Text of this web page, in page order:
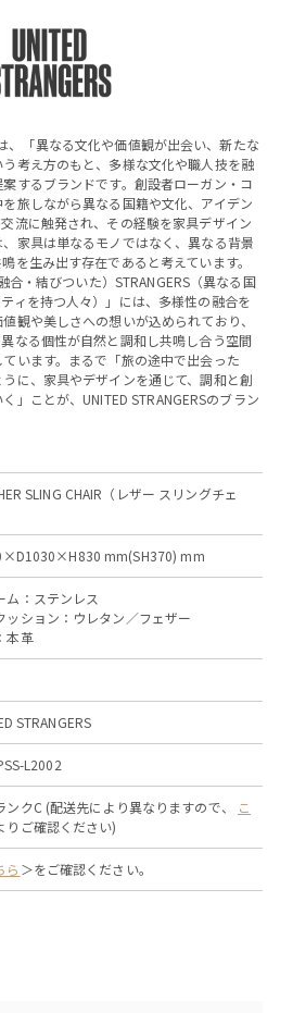
、「異なる文化や価値観が出会い、新たな
考え方のもと、多様な文化や職人技を融
するブランドです。創設者ローガン・コ
旅しながら異なる国籍や文化、アイデン
流に触発され、その経験を家具デザイン
家具は単なるモノではなく、異なる背景
を生み出す存在であると考えています。
合・結びついた）STRANGERS（異なる国
ィを持つ人々）」には、多様性の融合を
観や美しさへの想いが込められており、
なる個性が自然と調和し共鳴し合う空間
います。まるで「旅の途中で出会った
に、家具やデザインを通じて、調和と創
」ことが、UNITED STRANGERSのブラン
SLING CHAIR（レザー スリングチェ
mm(SH370) mm
ム：ステンレス
ッション：ウレタン／フェザー
本革
STRANGERS
L2002
ンクC (配送先により異なりますので、
こ
りご確認ください)
ら ＞をご確認ください。